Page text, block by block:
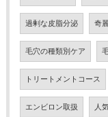
過剰な皮脂分泌 奇
毛穴の種類別ケア
トリートメントコース
エンビロン取扱 人